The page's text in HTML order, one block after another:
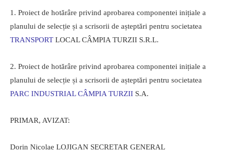
1. Proiect de hotărâre privind aprobarea componentei inițiale a
planului de selecție și a scrisorii de așteptări pentru societatea
TRANSPORT LOCAL CÂMPIA TURZII S.R.L.
2. Proiect de hotărâre privind aprobarea componentei inițiale a
planului de selecție și a scrisorii de așteptări pentru societatea
PARC INDUSTRIAL CÂMPIA TURZII S.A.
PRIMAR, AVIZAT:
Dorin Nicolae LOJIGAN SECRETAR GENERAL